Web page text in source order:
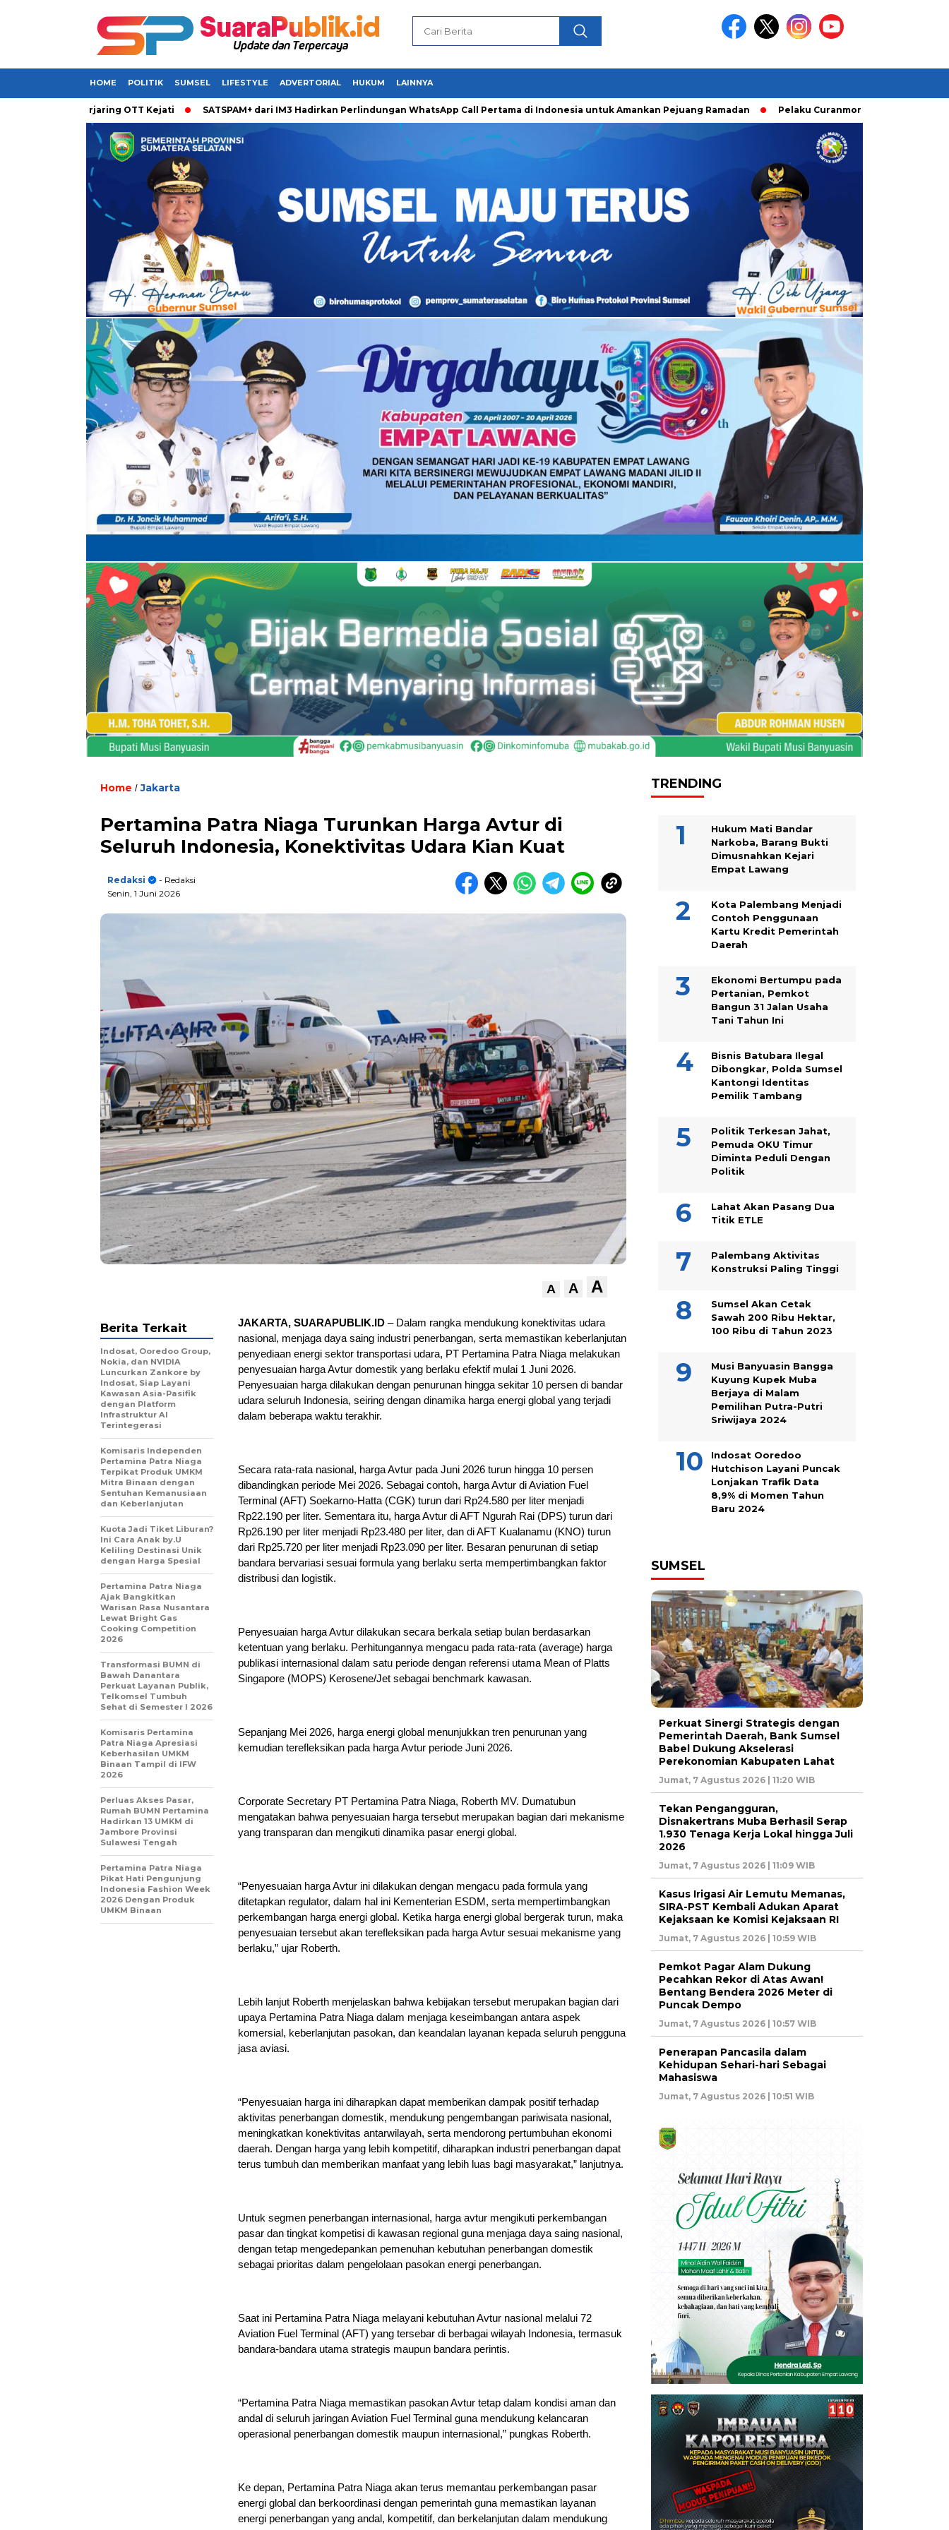
HOME POLITIK SUMSEL LIFESTYLE ADVERTORIAL HUKUM LAINNYA
Terjaring OTT Kejati SATSPAM+ dari IM3 Hadirkan Perlindungan WhatsApp Call Pertama di Indonesia untuk Amankan Pejuang Ramadan Pelaku Curanmor diringkusi Unit Ranmor
Home /Jakarta
Pertamina Patra Niaga Turunkan Harga Avtur di
Seluruh Indonesia, Konektivitas Udara Kian Kuat
Redaksi
- Redaksi
Senin, 1 Juni 2026
A A A
JAKARTA, SUARAPUBLIK.ID – Dalam rangka mendukung konektivitas udara
nasional, menjaga daya saing industri penerbangan, serta memastikan keberlanjutan
penyediaan energi sektor transportasi udara, PT Pertamina Patra Niaga melakukan
penyesuaian harga Avtur domestik yang berlaku efektif mulai 1 Juni 2026.
Penyesuaian harga dilakukan dengan penurunan hingga sekitar 10 persen di bandar
udara seluruh Indonesia, seiring dengan dinamika harga energi global yang terjadi
dalam beberapa waktu terakhir.
Secara rata-rata nasional, harga Avtur pada Juni 2026 turun hingga 10 persen
dibandingkan periode Mei 2026. Sebagai contoh, harga Avtur di Aviation Fuel
Terminal (AFT) Soekarno-Hatta (CGK) turun dari Rp24.580 per liter menjadi
Rp22.190 per liter. Sementara itu, harga Avtur di AFT Ngurah Rai (DPS) turun dari
Rp26.190 per liter menjadi Rp23.480 per liter, dan di AFT Kualanamu (KNO) turun
dari Rp25.720 per liter menjadi Rp23.090 per liter. Besaran penurunan di setiap
bandara bervariasi sesuai formula yang berlaku serta mempertimbangkan faktor
distribusi dan logistik.
Penyesuaian harga Avtur dilakukan secara berkala setiap bulan berdasarkan
ketentuan yang berlaku. Perhitungannya mengacu pada rata-rata (average) harga
publikasi internasional dalam satu periode dengan referensi utama Mean of Platts
Singapore (MOPS) Kerosene/Jet sebagai benchmark kawasan.
Sepanjang Mei 2026, harga energi global menunjukkan tren penurunan yang
kemudian terefleksikan pada harga Avtur periode Juni 2026.
Corporate Secretary PT Pertamina Patra Niaga, Roberth MV. Dumatubun
mengatakan bahwa penyesuaian harga tersebut merupakan bagian dari mekanisme
yang transparan dan mengikuti dinamika pasar energi global.
“Penyesuaian harga Avtur ini dilakukan dengan mengacu pada formula yang
ditetapkan regulator, dalam hal ini Kementerian ESDM, serta mempertimbangkan
perkembangan harga energi global. Ketika harga energi global bergerak turun, maka
penyesuaian tersebut akan terefleksikan pada harga Avtur sesuai mekanisme yang
berlaku,” ujar Roberth.
Lebih lanjut Roberth menjelaskan bahwa kebijakan tersebut merupakan bagian dari
upaya Pertamina Patra Niaga dalam menjaga keseimbangan antara aspek
komersial, keberlanjutan pasokan, dan keandalan layanan kepada seluruh pengguna
jasa aviasi.
“Penyesuaian harga ini diharapkan dapat memberikan dampak positif terhadap
aktivitas penerbangan domestik, mendukung pengembangan pariwisata nasional,
meningkatkan konektivitas antarwilayah, serta mendorong pertumbuhan ekonomi
daerah. Dengan harga yang lebih kompetitif, diharapkan industri penerbangan dapat
terus tumbuh dan memberikan manfaat yang lebih luas bagi masyarakat,” lanjutnya.
Untuk segmen penerbangan internasional, harga avtur mengikuti perkembangan
pasar dan tingkat kompetisi di kawasan regional guna menjaga daya saing nasional,
dengan tetap mengedepankan pemenuhan kebutuhan penerbangan domestik
sebagai prioritas dalam pengelolaan pasokan energi penerbangan.
Saat ini Pertamina Patra Niaga melayani kebutuhan Avtur nasional melalui 72
Aviation Fuel Terminal (AFT) yang tersebar di berbagai wilayah Indonesia, termasuk
bandara-bandara utama strategis maupun bandara perintis.
“Pertamina Patra Niaga memastikan pasokan Avtur tetap dalam kondisi aman dan
andal di seluruh jaringan Aviation Fuel Terminal guna mendukung kelancaran
operasional penerbangan domestik maupun internasional,” pungkas Roberth.
Ke depan, Pertamina Patra Niaga akan terus memantau perkembangan pasar
energi global dan berkoordinasi dengan pemerintah guna memastikan layanan
energi penerbangan yang andal, kompetitif, dan berkelanjutan dalam mendukung
Berita Terkait
Indosat, Ooredoo Group,
Nokia, dan NVIDIA
Luncurkan Zankore by
Indosat, Siap Layani
Kawasan Asia-Pasifik
dengan Platform
Infrastruktur AI
Terintegerasi
Komisaris Independen
Pertamina Patra Niaga
Terpikat Produk UMKM
Mitra Binaan dengan
Sentuhan Kemanusiaan
dan Keberlanjutan
Kuota Jadi Tiket Liburan?
Ini Cara Anak by.U
Keliling Destinasi Unik
dengan Harga Spesial
Pertamina Patra Niaga
Ajak Bangkitkan
Warisan Rasa Nusantara
Lewat Bright Gas
Cooking Competition
2026
Transformasi BUMN di
Bawah Danantara
Perkuat Layanan Publik,
Telkomsel Tumbuh
Sehat di Semester I 2026
Komisaris Pertamina
Patra Niaga Apresiasi
Keberhasilan UMKM
Binaan Tampil di IFW
2026
Perluas Akses Pasar,
Rumah BUMN Pertamina
Hadirkan 13 UMKM di
Jambore Provinsi
Sulawesi Tengah
Pertamina Patra Niaga
Pikat Hati Pengunjung
Indonesia Fashion Week
2026 Dengan Produk
UMKM Binaan
TRENDING
Hukum Mati Bandar
Narkoba, Barang Bukti
Dimusnahkan Kejari
Empat Lawang
Kota Palembang Menjadi
Contoh Penggunaan
Kartu Kredit Pemerintah
Daerah
Ekonomi Bertumpu pada
Pertanian, Pemkot
Bangun 31 Jalan Usaha
Tani Tahun Ini
Bisnis Batubara Ilegal
Dibongkar, Polda Sumsel
Kantongi Identitas
Pemilik Tambang
Politik Terkesan Jahat,
Pemuda OKU Timur
Diminta Peduli Dengan
Politik
Lahat Akan Pasang Dua
Titik ETLE
Palembang Aktivitas
Konstruksi Paling Tinggi
Sumsel Akan Cetak
Sawah 200 Ribu Hektar,
100 Ribu di Tahun 2023
Musi Banyuasin Bangga
Kuyung Kupek Muba
Berjaya di Malam
Pemilihan Putra-Putri
Sriwijaya 2024
Indosat Ooredoo
Hutchison Layani Puncak
Lonjakan Trafik Data
8,9% di Momen Tahun
Baru 2024
SUMSEL
Perkuat Sinergi Strategis dengan
Pemerintah Daerah, Bank Sumsel
Babel Dukung Akselerasi
Perekonomian Kabupaten Lahat
Jumat, 7 Agustus 2026 | 11:20 WIB
Tekan Pengangguran,
Disnakertrans Muba Berhasil Serap
1.930 Tenaga Kerja Lokal hingga Juli
2026
Jumat, 7 Agustus 2026 | 11:09 WIB
Kasus Irigasi Air Lemutu Memanas,
SIRA-PST Kembali Adukan Aparat
Kejaksaan ke Komisi Kejaksaan RI
Jumat, 7 Agustus 2026 | 10:59 WIB
Pemkot Pagar Alam Dukung
Pecahkan Rekor di Atas Awan!
Bentang Bendera 2026 Meter di
Puncak Dempo
Jumat, 7 Agustus 2026 | 10:57 WIB
Penerapan Pancasila dalam
Kehidupan Sehari-hari Sebagai
Mahasiswa
Jumat, 7 Agustus 2026 | 10:51 WIB